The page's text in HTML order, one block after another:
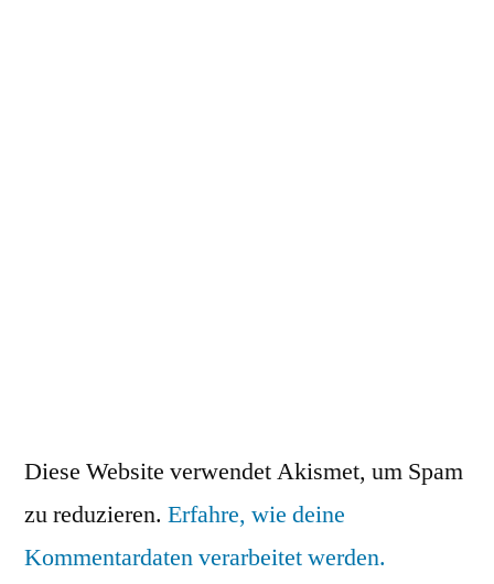
Diese Website verwendet Akismet, um Spam
zu reduzieren. Erfahre, wie deine
Kommentardaten verarbeitet werden.